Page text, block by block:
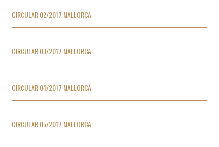
CIRCULAR 02/2017 MALLORCA
CIRCULAR 03/2017 MALLORCA
CIRCULAR 04/2017 MALLORCA
CIRCULAR 05/2017 MALLORCA